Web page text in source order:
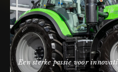
Een sterke passie voor